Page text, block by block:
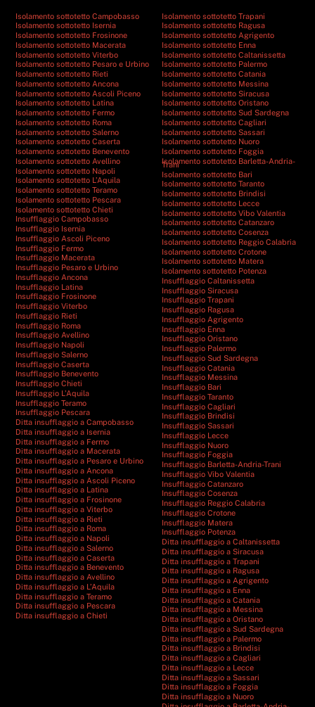
Isolamento sottotetto Campobasso
Isolamento sottotetto Isernia
Isolamento sottotetto Frosinone
Isolamento sottotetto Macerata
Isolamento sottotetto Viterbo
Isolamento sottotetto Pesaro e Urbino
Isolamento sottotetto Rieti
Isolamento sottotetto Ancona
Isolamento sottotetto Ascoli Piceno
Isolamento sottotetto Latina
Isolamento sottotetto Fermo
Isolamento sottotetto Roma
Isolamento sottotetto Salerno
Isolamento sottotetto Caserta
Isolamento sottotetto Benevento
Isolamento sottotetto Avellino
Isolamento sottotetto Napoli
Isolamento sottotetto L’Aquila
Isolamento sottotetto Teramo
Isolamento sottotetto Pescara
Isolamento sottotetto Chieti
Insufflaggio Campobasso
Insufflaggio Isernia
Insufflaggio Ascoli Piceno
Insufflaggio Fermo
Insufflaggio Macerata
Insufflaggio Pesaro e Urbino
Insufflaggio Ancona
Insufflaggio Latina
Insufflaggio Frosinone
Insufflaggio Viterbo
Insufflaggio Rieti
Insufflaggio Roma
Insufflaggio Avellino
Insufflaggio Napoli
Insufflaggio Salerno
Insufflaggio Caserta
Insufflaggio Benevento
Insufflaggio Chieti
Insufflaggio L’Aquila
Insufflaggio Teramo
Insufflaggio Pescara
Ditta insufflaggio a Campobasso
Ditta insufflaggio a Isernia
Ditta insufflaggio a Fermo
Ditta insufflaggio a Macerata
Ditta insufflaggio a Pesaro e Urbino
Ditta insufflaggio a Ancona
Ditta insufflaggio a Ascoli Piceno
Ditta insufflaggio a Latina
Ditta insufflaggio a Frosinone
Ditta insufflaggio a Viterbo
Ditta insufflaggio a Rieti
Ditta insufflaggio a Roma
Ditta insufflaggio a Napoli
Ditta insufflaggio a Salerno
Ditta insufflaggio a Caserta
Ditta insufflaggio a Benevento
Ditta insufflaggio a Avellino
Ditta insufflaggio a L’Aquila
Ditta insufflaggio a Teramo
Ditta insufflaggio a Pescara
Ditta insufflaggio a Chieti
Isolamento sottotetto Trapani
Isolamento sottotetto Ragusa
Isolamento sottotetto Agrigento
Isolamento sottotetto Enna
Isolamento sottotetto Caltanissetta
Isolamento sottotetto Palermo
Isolamento sottotetto Catania
Isolamento sottotetto Messina
Isolamento sottotetto Siracusa
Isolamento sottotetto Oristano
Isolamento sottotetto Sud Sardegna
Isolamento sottotetto Cagliari
Isolamento sottotetto Sassari
Isolamento sottotetto Nuoro
Isolamento sottotetto Foggia
Isolamento sottotetto Barletta-Andria-
Trani
Isolamento sottotetto Bari
Isolamento sottotetto Taranto
Isolamento sottotetto Brindisi
Isolamento sottotetto Lecce
Isolamento sottotetto Vibo Valentia
Isolamento sottotetto Catanzaro
Isolamento sottotetto Cosenza
Isolamento sottotetto Reggio Calabria
Isolamento sottotetto Crotone
Isolamento sottotetto Matera
Isolamento sottotetto Potenza
Insufflaggio Caltanissetta
Insufflaggio Siracusa
Insufflaggio Trapani
Insufflaggio Ragusa
Insufflaggio Agrigento
Insufflaggio Enna
Insufflaggio Oristano
Insufflaggio Palermo
Insufflaggio Sud Sardegna
Insufflaggio Catania
Insufflaggio Messina
Insufflaggio Bari
Insufflaggio Taranto
Insufflaggio Cagliari
Insufflaggio Brindisi
Insufflaggio Sassari
Insufflaggio Lecce
Insufflaggio Nuoro
Insufflaggio Foggia
Insufflaggio Barletta-Andria-Trani
Insufflaggio Vibo Valentia
Insufflaggio Catanzaro
Insufflaggio Cosenza
Insufflaggio Reggio Calabria
Insufflaggio Crotone
Insufflaggio Matera
Insufflaggio Potenza
Ditta insufflaggio a Caltanissetta
Ditta insufflaggio a Siracusa
Ditta insufflaggio a Trapani
Ditta insufflaggio a Ragusa
Ditta insufflaggio a Agrigento
Ditta insufflaggio a Enna
Ditta insufflaggio a Catania
Ditta insufflaggio a Messina
Ditta insufflaggio a Oristano
Ditta insufflaggio a Sud Sardegna
Ditta insufflaggio a Palermo
Ditta insufflaggio a Brindisi
Ditta insufflaggio a Cagliari
Ditta insufflaggio a Lecce
Ditta insufflaggio a Sassari
Ditta insufflaggio a Foggia
Ditta insufflaggio a Nuoro